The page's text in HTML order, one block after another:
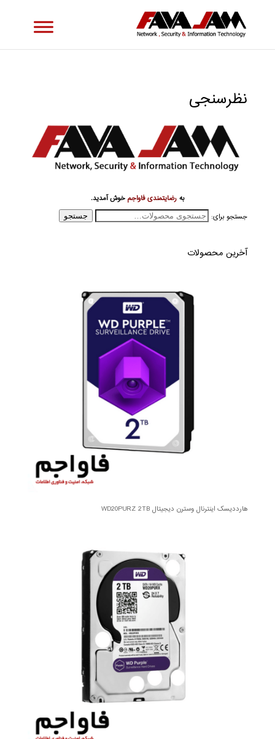
نظرسنجی
به رضایتمندی فاواجم خوش‌ آمدید.
جستجو برای:
جستجو
آخرین محصولات
هارددیسک اینترنال وسترن دیجیتال WD20PURZ 2TB